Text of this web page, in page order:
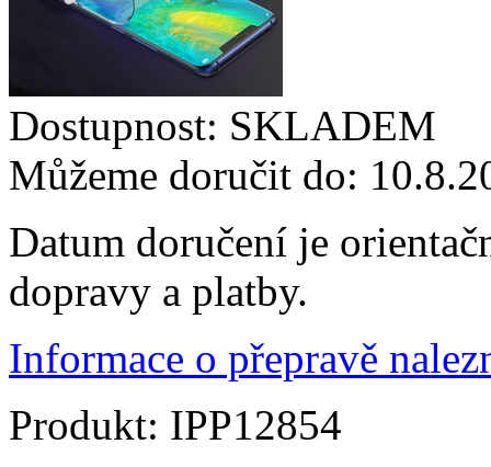
Dostupnost: SKLADEM
Můžeme doručit do:
Datum doručení je
dopravy a platby.
Informace o přepravě
Produkt: IPP12854